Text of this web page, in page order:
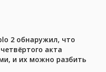
2 обнаружил, что
акта
и их можно разбить